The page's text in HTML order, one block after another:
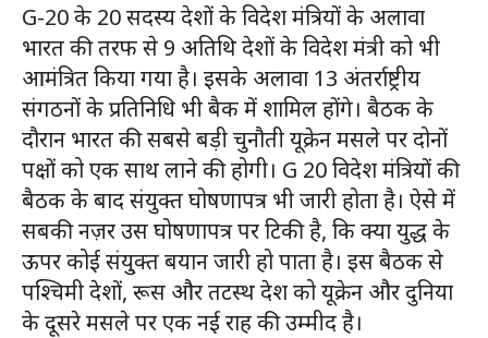
G-20 के 20 सदस्य देशों के विदेश मंत्रियों के अलावा
भारत की तरफ से 9 अतिथि देशों के विदेश मंत्री को भी
आमंत्रित किया गया है। इसके अलावा 13 अंतर्राष्ट्रीय
संगठनों के प्रतिनिधि भी बैक में शामिल होंगे। बैठक के
दौरान भारत की सबसे बड़ी चुनौती यूक्रेन मसले पर दोनों
पक्षों को एक साथ लाने की होगी। G 20 विदेश मंत्रियों की
बैठक के बाद संयुक्त घोषणापत्र भी जारी होता है। ऐसे में
सबकी नज़र उस घोषणापत्र पर टिकी है, कि क्या युद्ध के
ऊपर कोई संयु्क्त बयान जारी हो पाता है। इस बैठक से
पश्चिमी देशों, रूस और तटस्थ देश को यूक्रेन और दुनिया
के दूसरे मसले पर एक नई राह की उम्मीद है।